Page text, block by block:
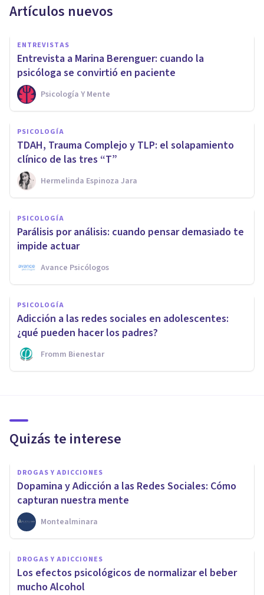
Artículos nuevos
ENTREVISTAS
Entrevista a Marina Berenguer: cuando la
psicóloga se convirtió en paciente
Psicología Y Mente
PSICOLOGÍA
TDAH, Trauma Complejo y TLP: el solapamiento
clínico de las tres “T”
Hermelinda Espinoza Jara
PSICOLOGÍA
Parálisis por análisis: cuando pensar demasiado te
impide actuar
Avance Psicólogos
PSICOLOGÍA
Adicción a las redes sociales en adolescentes:
¿qué pueden hacer los padres?
Fromm Bienestar
Quizás te interese
DROGAS Y ADICCIONES
Dopamina y Adicción a las Redes Sociales: Cómo
capturan nuestra mente
Montealminara
DROGAS Y ADICCIONES
Los efectos psicológicos de normalizar el beber
mucho Alcohol